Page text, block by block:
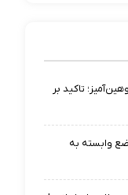
تاکید بر
وابسته به